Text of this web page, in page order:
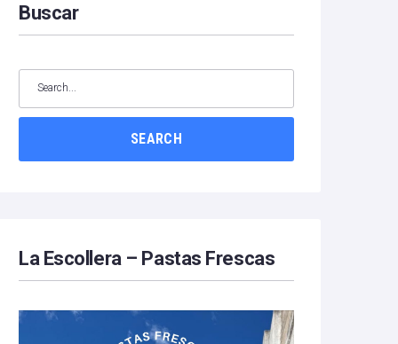
Buscar
SEARCH
La Escollera – Pastas Frescas